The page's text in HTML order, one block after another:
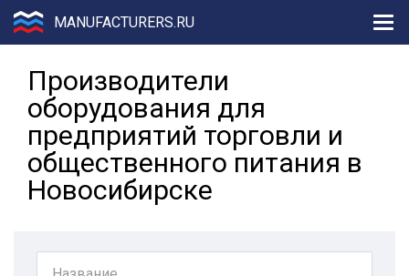
MANUFACTURERS.RU
Производители
оборудования для
предприятий торговли и
общественного питания в
Новосибирске